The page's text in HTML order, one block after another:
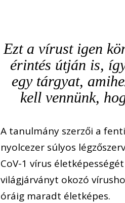
Ezt a vírust igen
érintés útján is,
egy tárgyat,
kell vennünk,
A tanulmány szerzői a
nyolcezer súlyos
CoV-1 vírus
világjárványt okozó
óráig maradt életképes.